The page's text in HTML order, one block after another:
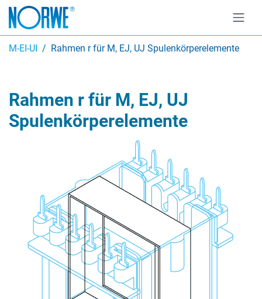
M-EI-UI Rahmen r für M, EJ, UJ Spulenkörperelemente
Rahmen r für M, EJ, UJ
Spulenkörperelemente